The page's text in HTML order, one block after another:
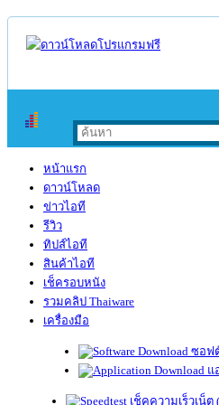
หน้าแรก
ดาวน์โหลด
ข่าวไอที
รีวิว
ทิปส์ไอที
สินค้าไอที
เช็ครอบหนัง
รวมคลิป Thaiware
เครื่องมือ
ซอฟ
แ
เช็คความเร็วเน็ต